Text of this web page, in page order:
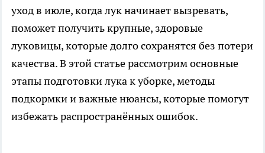
уход в июле, когда лук начинает вызревать,
поможет получить крупные, здоровые
луковицы, которые долго сохранятся без потери
качества. В этой статье рассмотрим основные
этапы подготовки лука к уборке, методы
подкормки и важные нюансы, которые помогут
избежать распространённых ошибок.